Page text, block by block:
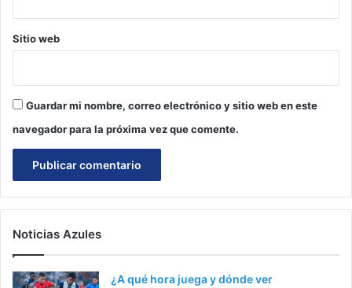
Sitio web
Guardar mi nombre, correo electrónico y sitio web en este
navegador para la próxima vez que comente.
Noticias Azules
¿A qué hora juega y dónde ver